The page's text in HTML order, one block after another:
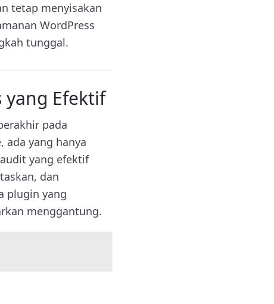
tetap menyisakan
WordPress
tunggal.
yang Efektif
pada
ada yang hanya
yang efektif
dan
plugin yang
menggantung.